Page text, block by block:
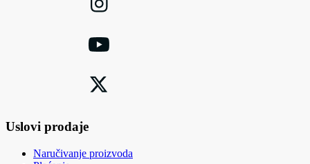
Uslovi prodaje
Naručivanje proizvoda